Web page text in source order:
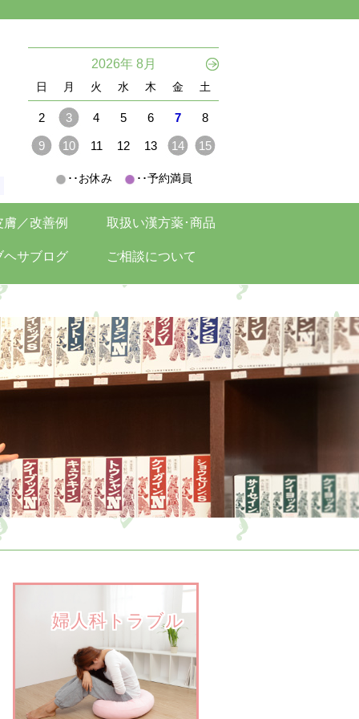
2026年 8月
日 月 火 水 木 金 土
2 3 4 5 6 7 8
9 10 11 12 13 14 15
･･お休み ･･予約満員
膚／改善例 取扱い漢方薬･商品
ヘサブログ ご相談について
婦人科トラブル